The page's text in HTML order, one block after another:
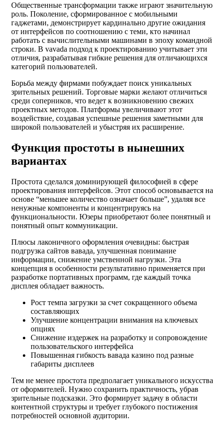
Общественные трансформации также играют значительную
роль. Поколение, сформированное с мобильными
гаджетами, демонстрирует кардинально другие ожидания
от интерфейсов по соотношению с теми, кто начинал
работать с вычислительными машинами в эпоху командной
строки. В vavada подход к проектированию учитывает эти
отличия, разрабатывая гибкие решения для отличающихся
категорий пользователей.
Борьба между фирмами побуждает поиск уникальных
зрительных решений. Торговые марки желают отличиться
среди соперников, что ведет к возникновению свежих
проектных методов. Платформы увеличивают этот
воздействие, создавая успешные решения заметными для
широкой пользователей и убыстряя их расширение.
Функция простоты в нынешних
вариантах
Простота сделался доминирующей философией в сфере
проектирования интерфейсов. Этот способ основывается на
основе “меньшее количество означает больше”, удаляя все
ненужные компоненты и концентрируясь на
функциональности. Юзеры приобретают более понятный и
понятный опыт коммуникации.
Плюсы лаконичного оформления очевидны: быстрая
подгрузка сайтов вавада, улучшенная понимание
информации, снижение умственной нагрузки. Эта
концепция в особенности результативно применяется при
разработке портативных программ, где каждый точка
дисплея обладает важность.
Рост темпа загрузки за счет сокращенного объема
составляющих
Улучшение концентрации внимания на ключевых
опциях
Снижение издержек на разработку и сопровождение
пользовательского интерфейса
Повышенная гибкость вавада казино под разные
габариты дисплеев
Тем не менее простота предполагает уникального искусства
от оформителей. Нужно сохранить практичность, убрав
зрительные подсказки. Это формирует задачу в области
контентной структуры и требует глубокого постижения
потребностей основной аудитории.